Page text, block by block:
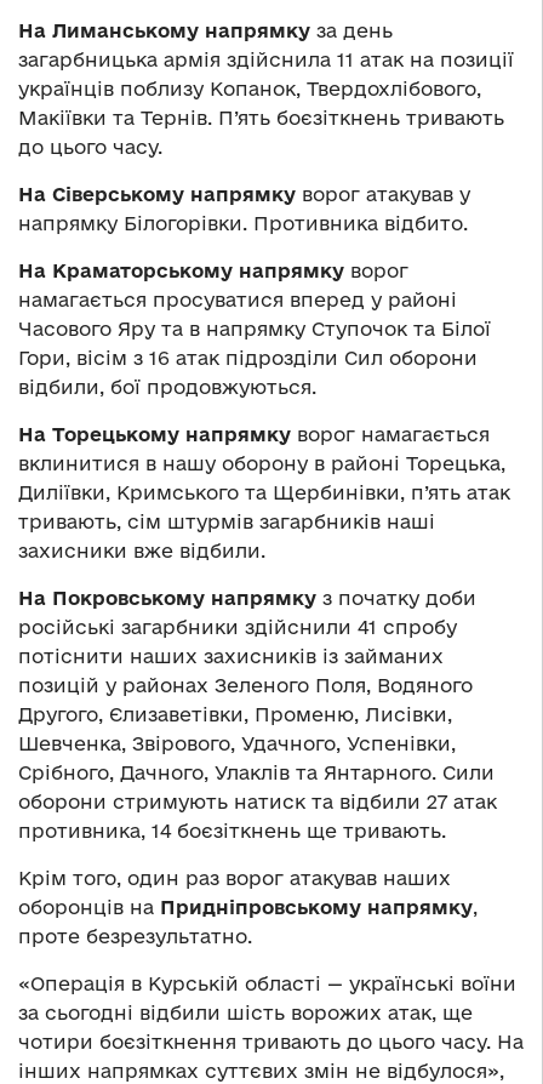
На Лиманському напрямку за день
загарбницька армія здійснила 11 атак на позиції
українців поблизу Копанок, Твердохлібового,
Макіївки та Тернів. П’ять боєзіткнень тривають
до цього часу.
На Сіверському напрямку ворог атакував у
напрямку Білогорівки. Противника відбито.
На Краматорському напрямку ворог
намагається просуватися вперед у районі
Часового Яру та в напрямку Ступочок та Білої
Гори, вісім з 16 атак підрозділи Сил оборони
відбили, бої продовжуються.
На Торецькому напрямку ворог намагається
вклинитися в нашу оборону в районі Торецька,
Диліївки, Кримського та Щербинівки, п’ять атак
тривають, сім штурмів загарбників наші
захисники вже відбили.
На Покровському напрямку з початку доби
російські загарбники здійснили 41 спробу
потіснити наших захисників із займаних
позицій у районах Зеленого Поля, Водяного
Другого, Єлизаветівки, Променю, Лисівки,
Шевченка, Звірового, Удачного, Успенівки,
Срібного, Дачного, Улаклів та Янтарного. Сили
оборони стримують натиск та відбили 27 атак
противника, 14 боєзіткнень ще тривають.
Крім того, один раз ворог атакував наших
оборонців на Придніпровському напрямку,
проте безрезультатно.
«Операція в Курській області — українські воїни
за сьогодні відбили шість ворожих атак, ще
чотири боєзіткнення тривають до цього часу. На
інших напрямках суттєвих змін не відбулося»,